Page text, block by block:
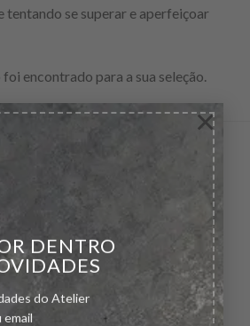
DENTRO
do Atelier
×
tentando se superar e aperfeiçoar
encontrado para a sua seleção.